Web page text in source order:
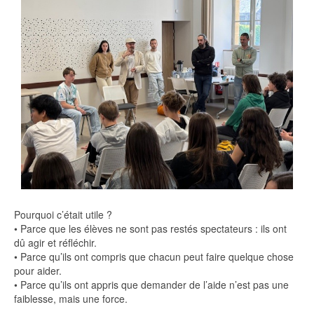
Pourquoi c’était utile ?
• Parce que les élèves ne sont pas restés spectateurs : ils ont
dû agir et réfléchir.
• Parce qu’ils ont compris que chacun peut faire quelque chose
pour aider.
• Parce qu’ils ont appris que demander de l’aide n’est pas une
faiblesse, mais une force.